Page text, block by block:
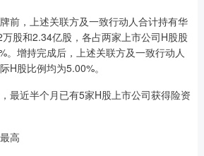
，上述关联方及一致行动人合计持有华
股和2.34亿股，各占两家上市公司H股股
。增持完成后，上述关联方及一致行动人
H股比例均为5.00%。
近半个月已有5家H股上市公司获得险资
高